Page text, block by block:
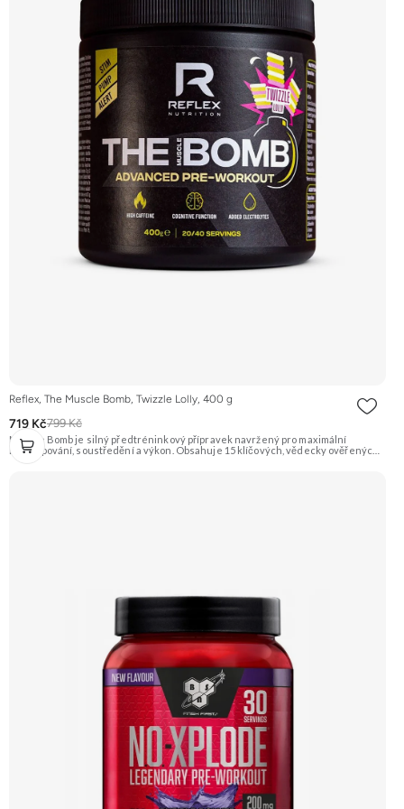
Reflex, The Muscle Bomb, Twizzle Lolly, 400 g
719 Kč799 Kč
Muscle Bomb je silný předtréninkový přípravek navržený pro maximální
napumpování, soustředění a výkon. Obsahuje 15 klíčových, vědecky ověřených